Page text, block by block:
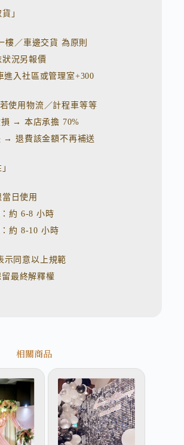
」
樓／車邊交貨 為原則
況另報價
進入社區或管理室+300
使用物流／計程車等等
損 → 本店承擔 70%
→ 退費該金額不再補送
日使用
約 6-8 小時
約 8-10 小時
示同意以上規範
最終解釋權
相關商品